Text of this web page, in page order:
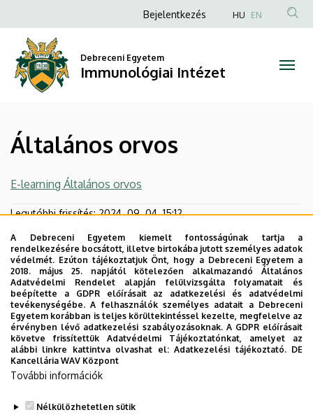
orvos
Immunológiai
Intézet
a
tartalomra
Anonim
fiók
menüje
Bejelentkezés HU EN
Debreceni Egyetem
Immunológiai Intézet
Általános orvos
E-learning Általános orvos
Legutóbbi frissítés: 2024. 09. 04. 15:12
A Debreceni Egyetem kiemelt fontosságúnak tartja a
rendelkezésére bocsátott, illetve birtokába jutott személyes adatok
védelmét. Ezúton tájékoztatjuk Önt, hogy a Debreceni Egyetem a
2018. május 25. napjától kötelezően alkalmazandó Általános
Adatvédelmi Rendelet alapján felülvizsgálta folyamatait és
beépítette a GDPR előírásait az adatkezelési és adatvédelmi
tevékenységébe. A felhasználók személyes adatait a Debreceni
Egyetem korábban is teljes körültekintéssel kezelte, megfelelve az
érvényben lévő adatkezelési szabályozásoknak. A GDPR előírásait
követve frissítettük Adatvédelmi Tájékoztatónkat, amelyet az
alábbi linkre kattintva olvashat el:Adatkezelési tájékoztató. DE
Kancellária WAV Központ
További információk
Nélkülözhetetlen sütik